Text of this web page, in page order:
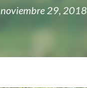
noviembre 29, 2018